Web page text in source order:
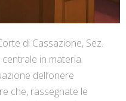
di Cassazione, Sez.
in materia
dell’onere
che, rassegnate le